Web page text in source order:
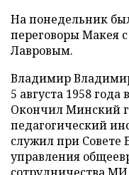
На понедельник
переговоры Макея
Лавровым.
Владимир
5 августа 1958
Окончил Минский
педагогический
служил при Совете
управления